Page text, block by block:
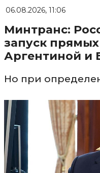
06.08.2026, 11:06
Минтранс:
запуск
Аргентиной и
Но при